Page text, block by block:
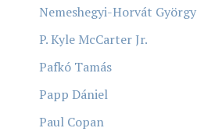
Nemeshegyi-Horvát György
P. Kyle McCarter Jr.
Pafkó Tamás
Papp Dániel
Paul Copan